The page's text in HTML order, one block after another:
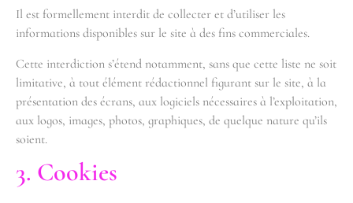
Il est formellement interdit de collecter et d’utiliser les
informations disponibles sur le site à des fins commerciales.
Cette interdiction s’étend notamment, sans que cette liste ne soit
limitative, à tout élément rédactionnel figurant sur le site, à la
présentation des écrans, aux logiciels nécessaires à l’exploitation,
aux logos, images, photos, graphiques, de quelque nature qu’ils
soient.
3. Cookies